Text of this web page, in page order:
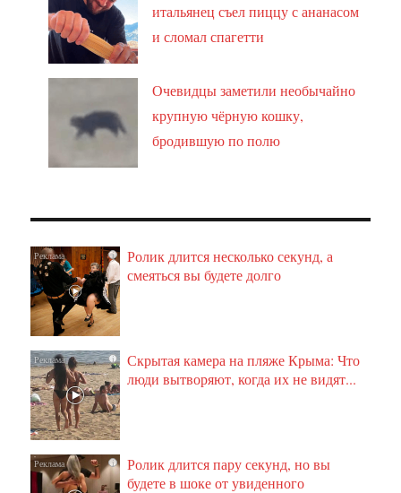
итальянец съел пиццу с ананасом
и сломал спагетти
Очевидцы заметили необычайно
крупную чёрную кошку,
бродившую по полю
i
Ролик длится несколько секунд, а
смеяться вы будете долго
i
Скрытая камера на пляже Крыма: Что
люди вытворяют, когда их не видят...
i
Ролик длится пару секунд, но вы
будете в шоке от увиденного